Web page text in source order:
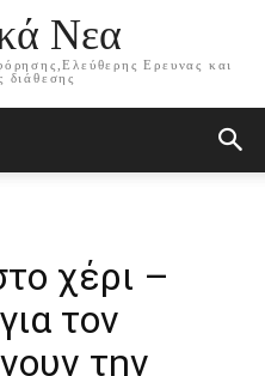
Νεα
Ερευνας και
διάθεσης
χέρι –
τον
την